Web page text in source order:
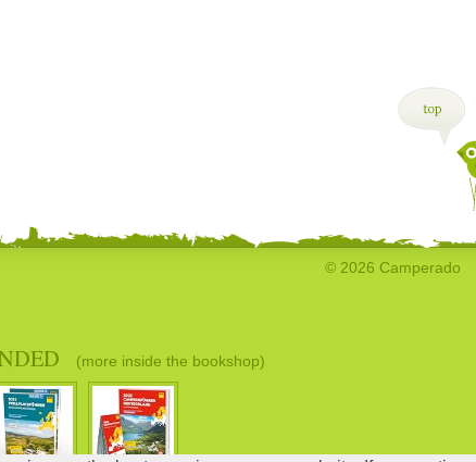
(more inside the bookshop)
© 2026 Camperado